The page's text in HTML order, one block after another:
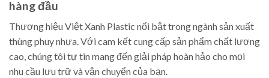
hàng đầu
Thương hiệu Việt Xanh Plastic nổi bật trong ngành sản xuất
thùng phuy nhựa. Với cam kết cung cấp sản phẩm chất lượng
cao, chúng tôi tự tin mang đến giải pháp hoàn hảo cho mọi
nhu cầu lưu trữ và vận chuyển của bạn.